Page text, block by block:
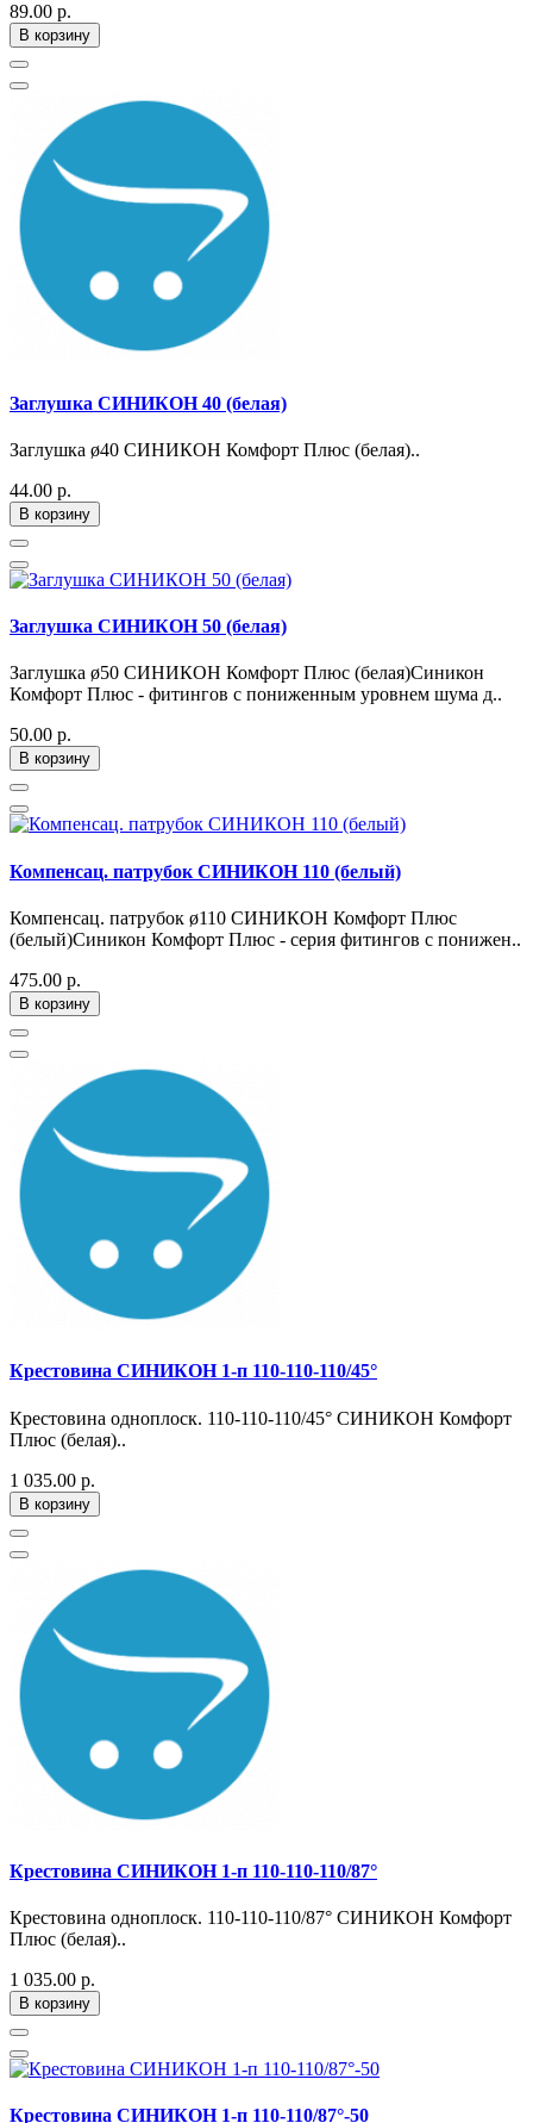
89.00 р.
В корзину
Заглушка СИНИКОН 40 (белая)
Заглушка ø40 СИНИКОН Комфорт Плюс (белая)..
44.00 р.
В корзину
Заглушка СИНИКОН 50 (белая)
Заглушка ø50 СИНИКОН Комфорт Плюс (белая)Синикон
Комфорт Плюс - фитингов с пониженным уровнем шума д..
50.00 р.
В корзину
Компенсац. патрубок СИНИКОН 110 (белый)
Компенсац. патрубок ø110 СИНИКОН Комфорт Плюс
(белый)Синикон Комфорт Плюс - серия фитингов с понижен..
475.00 р.
В корзину
Крестовина СИНИКОН 1-п 110-110-110/45°
Крестовина одноплоск. 110-110-110/45° СИНИКОН Комфорт
Плюс (белая)..
1 035.00 р.
В корзину
Крестовина СИНИКОН 1-п 110-110-110/87°
Крестовина одноплоск. 110-110-110/87° СИНИКОН Комфорт
Плюс (белая)..
1 035.00 р.
В корзину
Крестовина СИНИКОН 1-п 110-110/87°-50